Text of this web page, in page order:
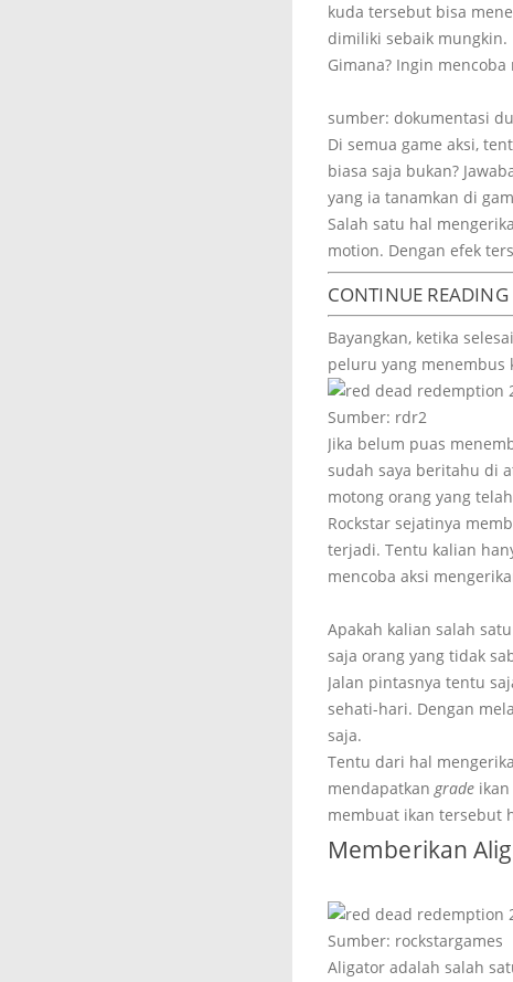
kuda tersebut bisa
dimiliki sebaik mungkin.
Gimana? Ingin
sumber: dokumentasi
Di semua game aksi,
biasa saja bukan?
yang ia tanamkan di
Salah satu hal
motion. Dengan efek
CONTINUE
Bayangkan, ketika selesai
peluru yang menembus
Sumber: rdr2
Jika belum puas
sudah saya beritahu di
motong orang yang
Rockstar sejatinya
terjadi. Tentu kalian
mencoba aksi
Apakah kalian salah
saja orang yang tidak
Jalan pintasnya tentu
sehati-hari. Dengan
saja.
Tentu dari hal
mendapatkangrade
membuat ikan tersebut
Memberikan
Sumber: rockstargames
Aligator adalah salah